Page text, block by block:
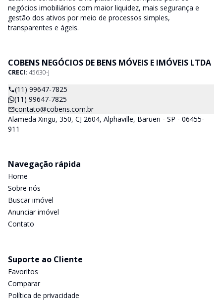
negócios imobiliários com maior liquidez, mais segurança e
gestão dos ativos por meio de processos simples,
transparentes e ágeis.
COBENS NEGÓCIOS DE BENS MÓVEIS E IMÓVEIS LTDA
CRECI: 45630-J
(11) 99647-7825
(11) 99647-7825
contato@cobens.com.br
Alameda Xingu, 350, CJ 2604, Alphaville, Barueri - SP - 06455-
911
Navegação rápida
Home
Sobre nós
Buscar imóvel
Anunciar imóvel
Contato
Suporte ao Cliente
Favoritos
Comparar
Política de privacidade